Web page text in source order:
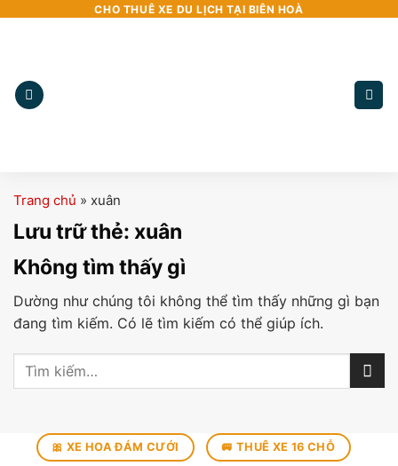
dung
CHO THUÊ XE DU LỊCH TẠI BIÊN HOÀ
Trang chủ » xuân
Lưu trữ thẻ: xuân
Không tìm thấy gì
Dường như chúng tôi không thể tìm thấy những gì bạn
đang tìm kiếm. Có lẽ tìm kiếm có thể giúp ích.
🎀 XE HOA ĐÁM CƯỚI 🚐 THUÊ XE 16 CHỖ